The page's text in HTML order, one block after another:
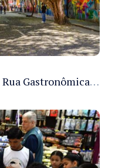
Prefeitura de Manaus lança Rua Gastronômica preservando as 17 árvores da Ferreira Pena no Centro